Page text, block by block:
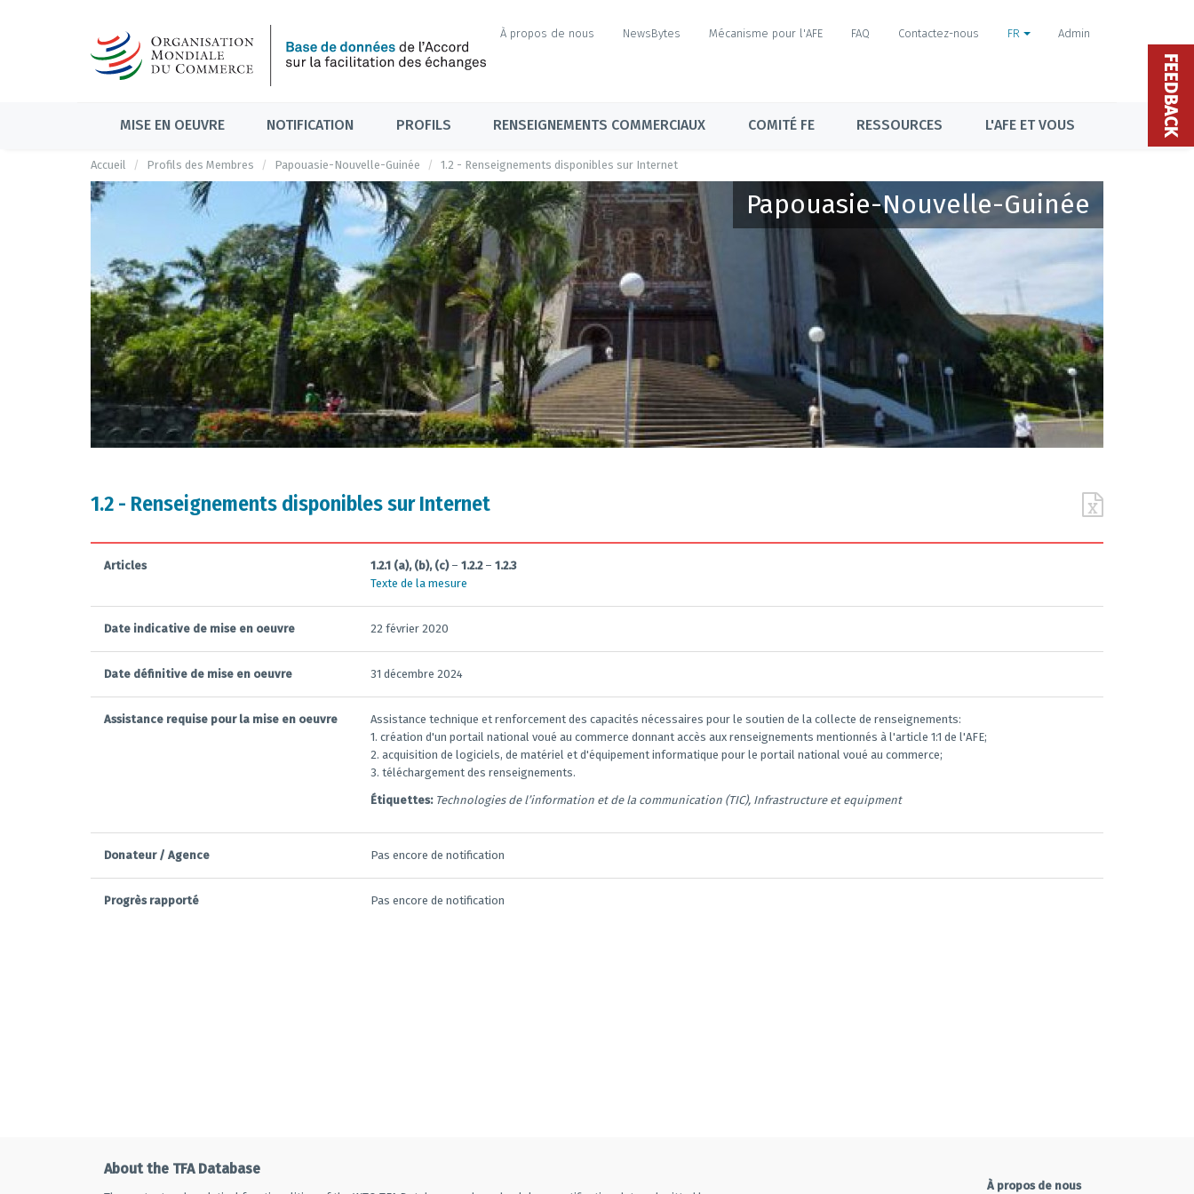
À propos de nous NewsBytes Mécanisme pour l'AFE FAQ Contactez-nous FR Admin
MISE EN OEUVRE NOTIFICATION PROFILS RENSEIGNEMENTS COMMERCIAUX COMITÉ FE RESSOURCES L'AFE ET VOUS
Accueil Profils des Membres Papouasie-Nouvelle-Guinée 1.2 - Renseignements disponibles sur Internet
Papouasie-Nouvelle-Guinée
1.2 - Renseignements disponibles sur Internet
Articles 1.2.1 (a), (b), (c)– 1.2.2– 1.2.3
Texte de la mesure
Date indicative de mise en oeuvre 22 février 2020
Date définitive de mise en oeuvre 31 décembre 2024
Assistance requise pour la mise en oeuvre
Assistance technique et renforcement des capacités nécessaires pour le soutien de la collecte de renseignements:
1. création d'un portail national voué au commerce donnant accès aux renseignements mentionnés à l'article 1:1 de l'AFE;
2. acquisition de logiciels, de matériel et d'équipement informatique pour le portail national voué au commerce;
3. téléchargement des renseignements.
Étiquettes: Technologies de l’information et de la communication (TIC), Infrastructure et equipment
Donateur / Agence Pas encore de notification
Progrès rapporté Pas encore de notification
About the TFA Database
À propos de nous
FEEDBACK